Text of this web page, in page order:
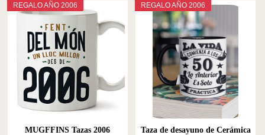
REGALO AÑO 2006
MUGFFINS Tazas 2006
REGALO AÑO 2006
Taza de desayuno de Cerámica